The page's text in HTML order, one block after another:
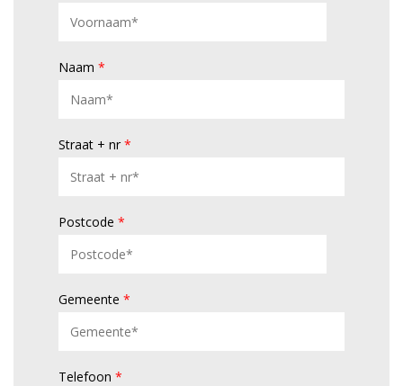
Naam*
Straat + nr*
Postcode*
Gemeente*
Telefoon*